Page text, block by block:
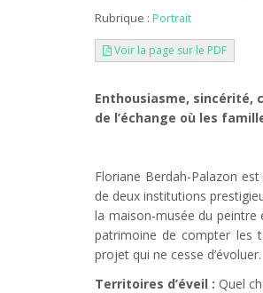
Rubrique : Portrait
Voir la page sur le PDF
Enthousiasme, sincérité,
de l’échange où les
Floriane Berdah-Palazon
de deux institutions
la maison-musée du peintre
patrimoine de compter les
projet qui ne cesse d’évoluer.
Territoires d’éveil : Quel